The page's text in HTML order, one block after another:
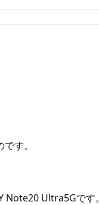
す。
Ultra5Gです。